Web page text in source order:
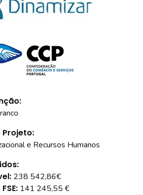
e Recursos Humanos
238 542,86€
141 245,55 €